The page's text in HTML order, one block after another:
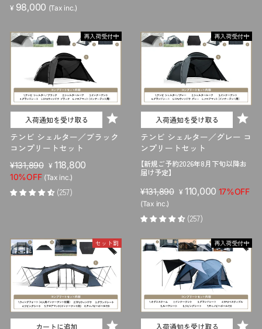
¥ 98,000 (Tax inc.)
再入荷受付中
入荷通知を受け取る
テンビ シェルター／ブラック
コンプリートセット
販
売
価
格
¥131,890 セ
ー
ル
価
¥ 118,800
10%OFF (Tax inc.)
(257)
再入荷受付中
入荷通知を受け取る
テンビ シェルター／グレー コ
ンプリートセット
【新規ご予約2026年8月下旬以降お
届け予定】
販
売
価
格
¥131,890 セ
ル
価
格
¥ 110,000 17%OFF
(Tax inc.)
(257)
セット割
カートに追加
再入荷受付中
入荷通知を受け取る